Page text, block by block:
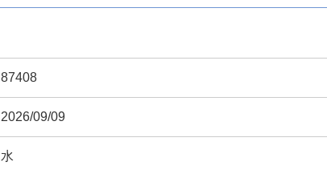
87408
2026/09/09
水